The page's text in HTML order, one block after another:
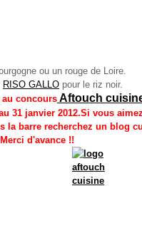
ou un rouge de Loire.
RISO GALLO pour le riz noir.
au concoursAftouch
31 janvier 2012.Si vous
la barre recherchez un blog
d'avance !!